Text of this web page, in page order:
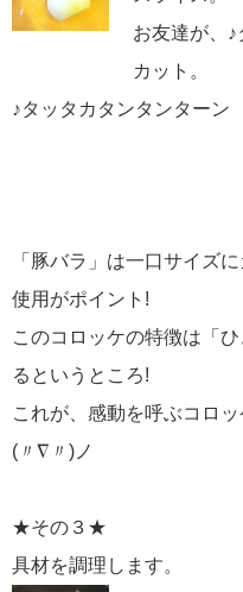
お友達が、
カット。
♪タッタカタンタンターン
「豚バラ」は一口サイズ
使用がポイント!
このコロッケの特徴は「
るというところ!
これが、感動を呼ぶコロ
(〃∇〃)ノ
★その３★
具材を調理します。